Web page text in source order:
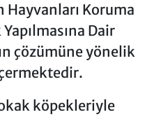
Koruma
Dair
çözümüne yönelik
köpekleriyle